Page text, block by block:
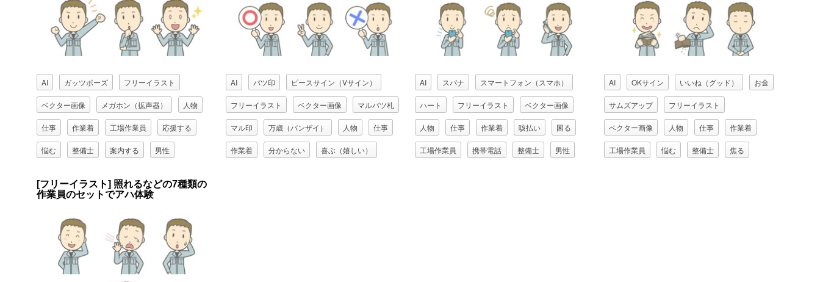
AI ガッツポーズ フリーイラスト
ベクター画像 メガホン（拡声器） 人物
仕事 作業着 工場作業員 応援する
悩む 整備士 案内する 男性
職業 驚く
AI バツ印 ピースサイン（Vサイン）
フリーイラスト ベクター画像 マルバツ札
マル印 万歳（バンザイ） 人物 仕事
作業着 分からない 喜ぶ（嬉しい）
AI スパナ スマートフォン（スマホ）
ハート フリーイラスト ベクター画像
人物 仕事 作業着 咳払い 困る
工場作業員 携帯電話 整備士 男性
AI OKサイン いいね（グッド） お金
サムズアップ フリーイラスト
ベクター画像 人物 仕事 作業着
工場作業員 悩む 整備士 焦る
[フリーイラスト] 照れるなどの7種類の
作業員のセットでアハ体験